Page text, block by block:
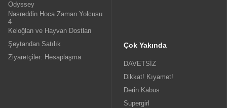
Odyssey
Nasreddin Hoca Zaman Yolcusu
4
Keloğlan ve Hayvan Dostları
Şeytandan Satılık
Ziyaretçiler: Hesaplaşma
Çok Yakında
DAVETSİZ
Dikkat! Kıyamet!
Derin Kabus
Supergirl